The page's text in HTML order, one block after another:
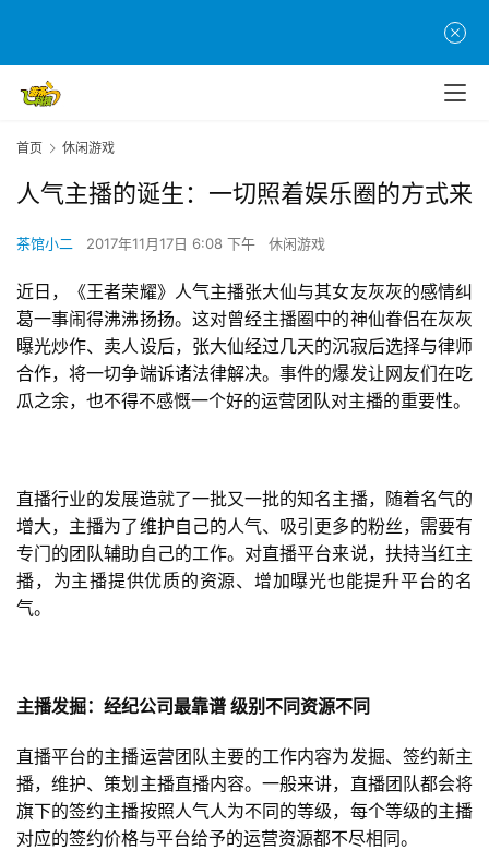
首页 休闲游戏
人气主播的诞生：一切照着娱乐圈的方式来
茶馆小二 2017年11月17日 6:08 下午 休闲游戏
近日，《王者荣耀》人气主播张大仙与其女友灰灰的感情纠
葛一事闹得沸沸扬扬。这对曾经主播圈中的神仙眷侣在灰灰
曝光炒作、卖人设后，张大仙经过几天的沉寂后选择与律师
合作，将一切争端诉诸法律解决。事件的爆发让网友们在吃
瓜之余，也不得不感慨一个好的运营团队对主播的重要性。
直播行业的发展造就了一批又一批的知名主播，随着名气的
增大，主播为了维护自己的人气、吸引更多的粉丝，需要有
专门的团队辅助自己的工作。对直播平台来说，扶持当红主
播，为主播提供优质的资源、增加曝光也能提升平台的名
气。
主播发掘：经纪公司最靠谱 级别不同资源不同
直播平台的主播运营团队主要的工作内容为发掘、签约新主
播，维护、策划主播直播内容。一般来讲，直播团队都会将
旗下的签约主播按照人气人为不同的等级，每个等级的主播
对应的签约价格与平台给予的运营资源都不尽相同。